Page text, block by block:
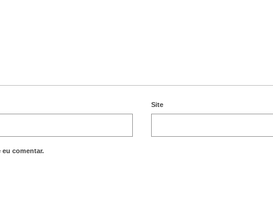
Site
eu comentar.